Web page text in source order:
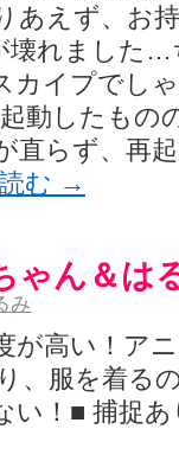
全国編第２２局『流局
(08:00)
着目しながらまたまた
やっておきますから！」
することは老化現象だと
：久咲】そして私たち
]感想 照-Teru- 追憶編第
姫は、深山幽谷の頂で
ユ7巻表紙予想
SS感想 (07:31)
ン (04:56)
り道、亀山JCT-四日市
通っていた小学校 茨城
- 咲-Saki- / 第143局[応変]
あえず、お
壊れました
カイプでし
動したもの
直らず、再
む →
ゃん＆は
み
が高い！ア
、服を着る
い！■ 捕捉